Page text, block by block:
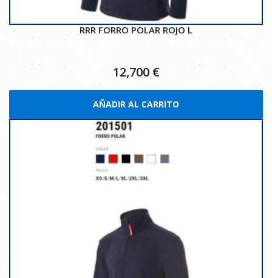
RRR FORRO POLAR ROJO L
12,700 €
AÑADIR AL CARRITO